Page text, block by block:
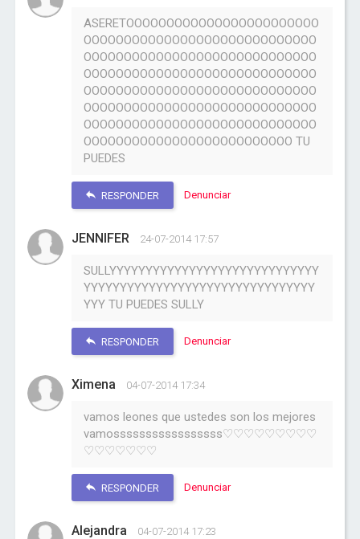
ASERETOOOOOOOOOOOOOOOOOOOOOOOO
OOOOOOOOOOOOOOOOOOOOOOOOOOOOO
OOOOOOOOOOOOOOOOOOOOOOOOOOOOO
OOOOOOOOOOOOOOOOOOOOOOOOOOOOO
OOOOOOOOOOOOOOOOOOOOOOOOOOOOO
OOOOOOOOOOOOOOOOOOOOOOOOOOOOO
OOOOOOOOOOOOOOOOOOOOOOOOOOOOO
OOOOOOOOOOOOOOOOOOOOOOOOOO TU
PUEDES
RESPONDER Denunciar
JENNIFER 24-07-2014 17:57
SULLYYYYYYYYYYYYYYYYYYYYYYYYYYYYY
YYYYYYYYYYYYYYYYYYYYYYYYYYYYYYYY
YYY TU PUEDES SULLY
RESPONDER Denunciar
Ximena 04-07-2014 17:34
vamos leones que ustedes son los mejores
vamosssssssssssssssss♡♡♡♡♡♡♡♡♡
♡♡♡♡♡♡♡
RESPONDER Denunciar
Alejandra 04-07-2014 17:23